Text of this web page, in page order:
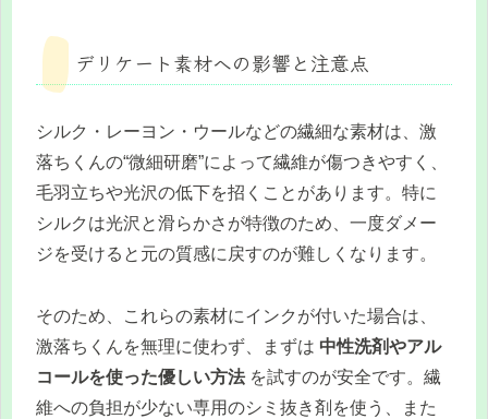
デリケート素材への影響と注意点
シルク・レーヨン・ウールなどの繊細な素材は、激
落ちくんの“微細研磨”によって繊維が傷つきやすく、
毛羽立ちや光沢の低下を招くことがあります。特に
シルクは光沢と滑らかさが特徴のため、一度ダメー
ジを受けると元の質感に戻すのが難しくなります。
そのため、これらの素材にインクが付いた場合は、
激落ちくんを無理に使わず、まずは 中性洗剤やアル
コールを使った優しい方法を試すのが安全です。繊
維への負担が少ない専用のシミ抜き剤を使う、また